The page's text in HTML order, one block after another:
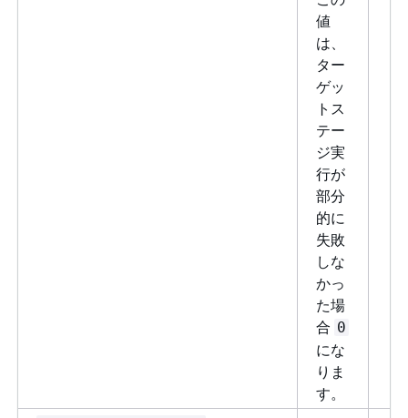
値
は、
ター
ゲッ
トス
テー
ジ実
行が
部分
的に
失敗
しな
かっ
た場
合 0
にな
りま
す。